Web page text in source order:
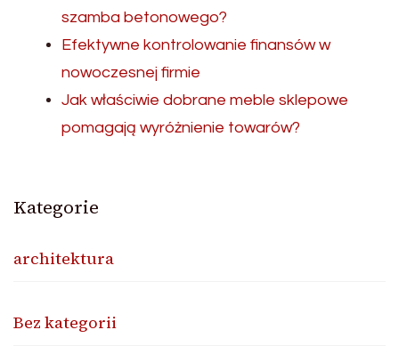
szamba betonowego?
Efektywne kontrolowanie finansów w
nowoczesnej firmie
Jak właściwie dobrane meble sklepowe
pomagają wyróżnienie towarów?
Kategorie
architektura
Bez kategorii